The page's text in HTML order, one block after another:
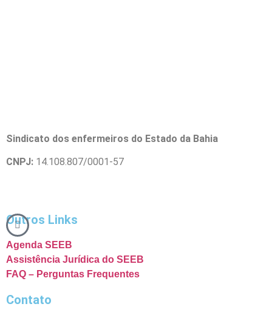
Sindicato dos enfermeiros do Estado da Bahia
CNPJ: 14.108.807/0001-57
Outros Links
Agenda SEEB
Assistência Jurídica do SEEB
FAQ – Perguntas Frequentes
Contato